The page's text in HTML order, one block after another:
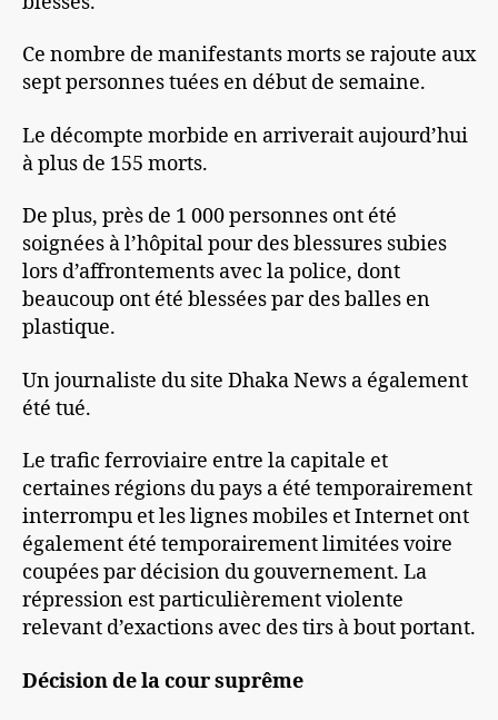
Ce nombre de manifestants morts se rajoute aux
sept personnes tuées en début de semaine.
Le décompte morbide en arriverait aujourd’hui
à plus de 155 morts.
De plus, près de 1 000 personnes ont été
soignées à l’hôpital pour des blessures subies
lors d’affrontements avec la police, dont
beaucoup ont été blessées par des balles en
plastique.
Un journaliste du site Dhaka News a également
été tué.
Le trafic ferroviaire entre la capitale et
certaines régions du pays a été temporairement
interrompu et les lignes mobiles et Internet ont
également été temporairement limitées voire
coupées par décision du gouvernement. La
répression est particulièrement violente
relevant d’exactions avec des tirs à bout portant.
Décision de la cour suprême